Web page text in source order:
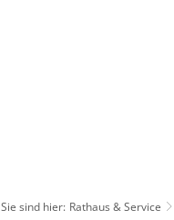
Sie sind hier: Rathaus & Service